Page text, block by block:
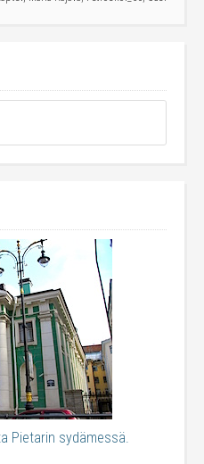
Pietarin sydämessä.